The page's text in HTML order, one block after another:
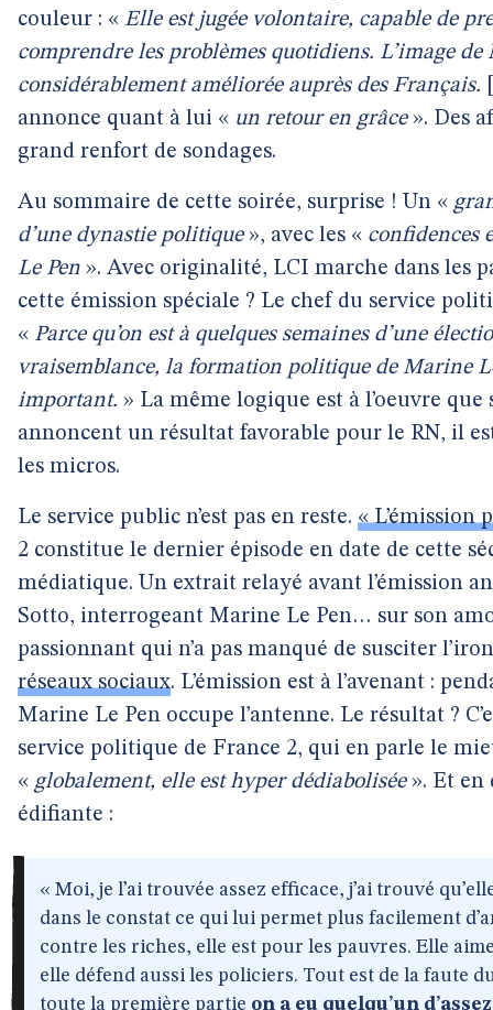
couleur : « Elle est jugée volontaire, capable de
comprendre les problèmes quotidiens. L’image de
considérablement améliorée auprès des Français.
annonce quant à lui « un retour en grâce». Des
grand renfort de sondages.
Au sommaire de cette soirée, surprise ! Un «
d’une dynastie politique», avec les « confidences
Le Pen ». Avec originalité, LCI marche dans les
cette émission spéciale ? Le chef du service
« Parce qu’on est à quelques semaines d’une
vraisemblance, la formation politique de Marine
important. » La même logique est à l’oeuvre que
annoncent un résultat favorable pour le RN, il
les micros.
Le service public n’est pas en reste. « L’émission
2 constitue le dernier épisode en date de cette
médiatique. Un extrait relayé avant l’émission
Sotto, interrogeant Marine Le Pen… sur son
passionnant qui n’a pas manqué de susciter
réseaux sociaux. L’émission est à l’avenant :
Marine Le Pen occupe l’antenne. Le résultat ?
service politique de France 2, qui en parle le
« globalement, elle est hyper dédiabolisée». Et en
édifiante :
« Moi, je l’ai trouvée assez efficace, j’ai trouvé
dans le constat ce qui lui permet plus facilement
contre les riches, elle est pour les pauvres. Elle
elle défend aussi les policiers. Tout est de la faute
toute la première partie on a eu quelqu’un